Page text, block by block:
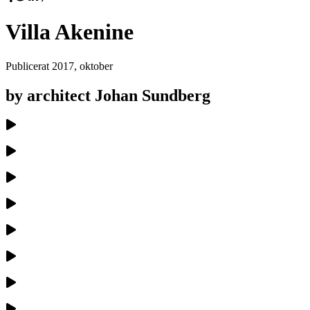
Villa Akenine
Publicerat 2017, oktober
by architect Johan Sundberg